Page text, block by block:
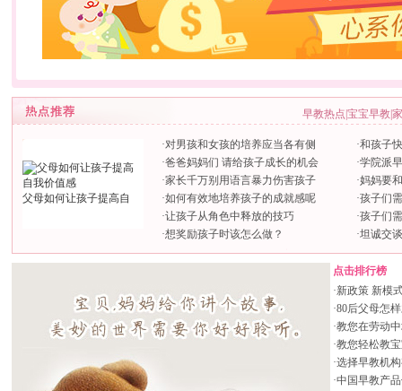
早教热点 宝宝早教
父母如何让孩子提高自
·对男孩和女孩的培养应当各有侧
·爸爸妈妈们 请给孩子成长的机会
·家长千万别用语言暴力伤害孩子
·如何有效地培养孩子的成就感呢
·让孩子从角色中释放的技巧
·想奖励孩子时该怎么做？
·和孩子
·学院派
·妈妈要
·孩子们
·孩子们
·坦诚交
点击排行榜
·新政策 新模
·80后父母怎
·教您在劳动
·教您轻松教
·选择早教机
·中国早教产